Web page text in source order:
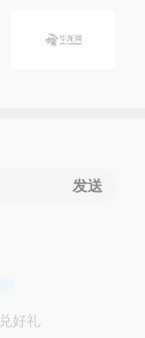
发送
好礼